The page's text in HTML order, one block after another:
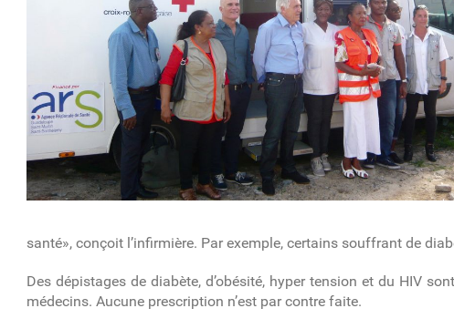
santé», conçoit l’infirmière. Par exemple, certains souffrant de
Des dépistages de diabète, d’obésité, hyper tension et du HIV
médecins. Aucune prescription n’est par contre faite.